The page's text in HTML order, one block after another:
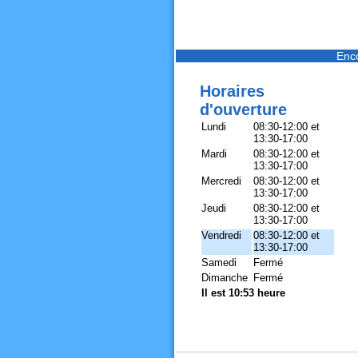
Horaires
d'ouverture
Lundi
08:30-12:00 et
13:30-17:00
Mardi
08:30-12:00 et
13:30-17:00
Mercredi
08:30-12:00 et
13:30-17:00
Jeudi
08:30-12:00 et
13:30-17:00
Vendredi
08:30-12:00 et
13:30-17:00
Samedi
Fermé
Dimanche
Fermé
Il est 10:53 heure